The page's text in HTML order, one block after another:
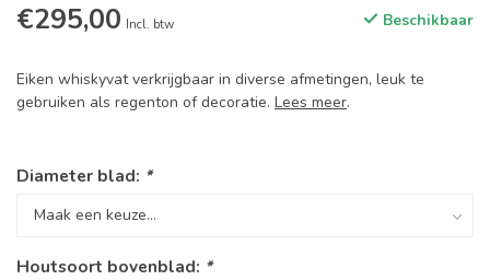
€295,00 Incl. btw Beschikbaar
Eiken whiskyvat verkrijgbaar in diverse afmetingen, leuk te
gebruiken als regenton of decoratie. Lees meer.
Diameter blad: *
Houtsoort bovenblad: *